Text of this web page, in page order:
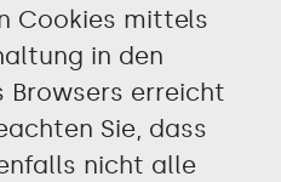
Cookies mittels
in den
Browsers erreicht
Sie, dass
nicht alle